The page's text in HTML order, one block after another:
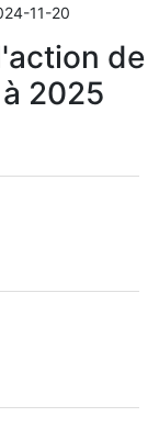
11-20
de
2025